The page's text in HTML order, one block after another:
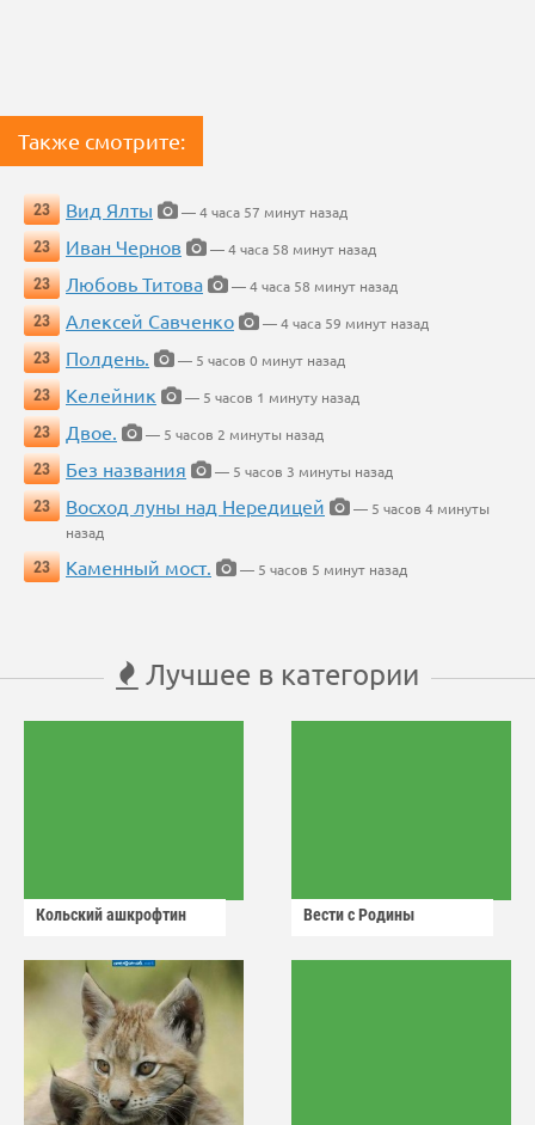
Также смотрите:
23 Вид Ялты
— 4 часа 57 минут назад
23
Иван Чернов
— 4 часа 58 минут назад
23
Любовь Титова
— 4 часа 58 минут назад
23
Алексей Савченко
— 4 часа 59 минут назад
23
Полдень.
— 5 часов 0 минут назад
23
Келейник
— 5 часов 1 минуту назад
23
Двое.
— 5 часов 2 минуты назад
23
Без названия
— 5 часов 3 минуты назад
23
Восход луны над Нередицей
— 5 часов 4 минуты
назад
23
Каменный мост. — 5 часов 5 минут назад
Лучшее в категории
Кольский ашкрофтин Вести с Родины